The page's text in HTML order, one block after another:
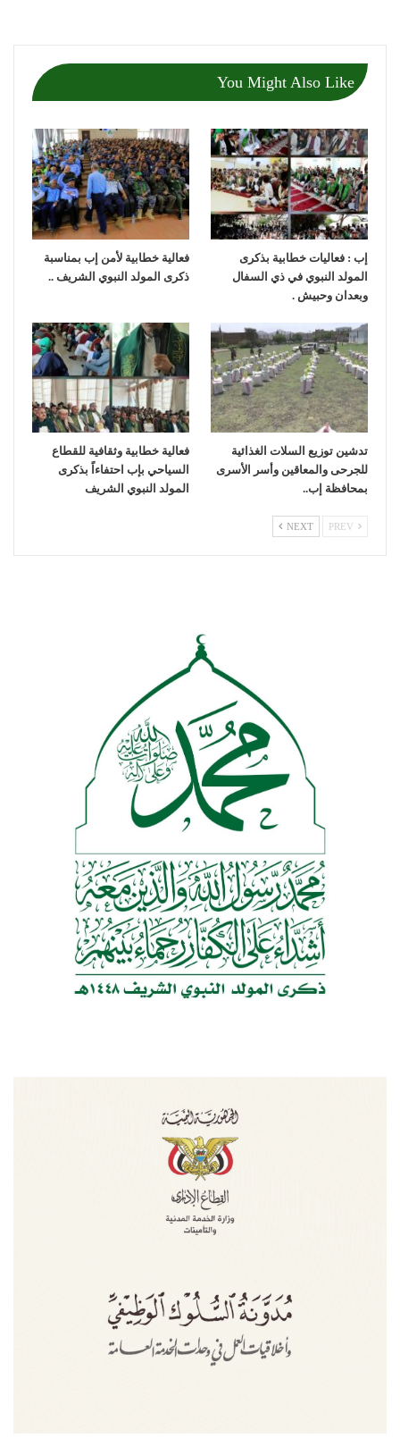
You Might Also Like
إب : فعاليات خطابية بذكرى
المولد النبوي في ذي السفال
وبعدان وحبيش .
فعالية خطابية لأمن إب بمناسبة
ذكرى المولد النبوي الشريف ..
تدشين توزيع السلات الغذائية
للجرحى والمعاقين وأسر الأسرى
بمحافظة إب..
فعالية خطابية وثقافية للقطاع
السياحي بإب احتفاءاً بذكرى
المولد النبوي الشريف
NEXT